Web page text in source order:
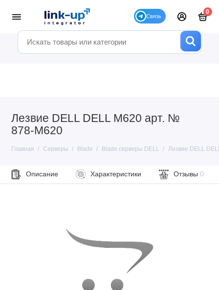
0
Лезвие DELL DELL M620 арт. №
878-M620
Главная Серверы Blade Blade серверы DELL Лезвие DELL
Описание Характеристики Отзывы 0